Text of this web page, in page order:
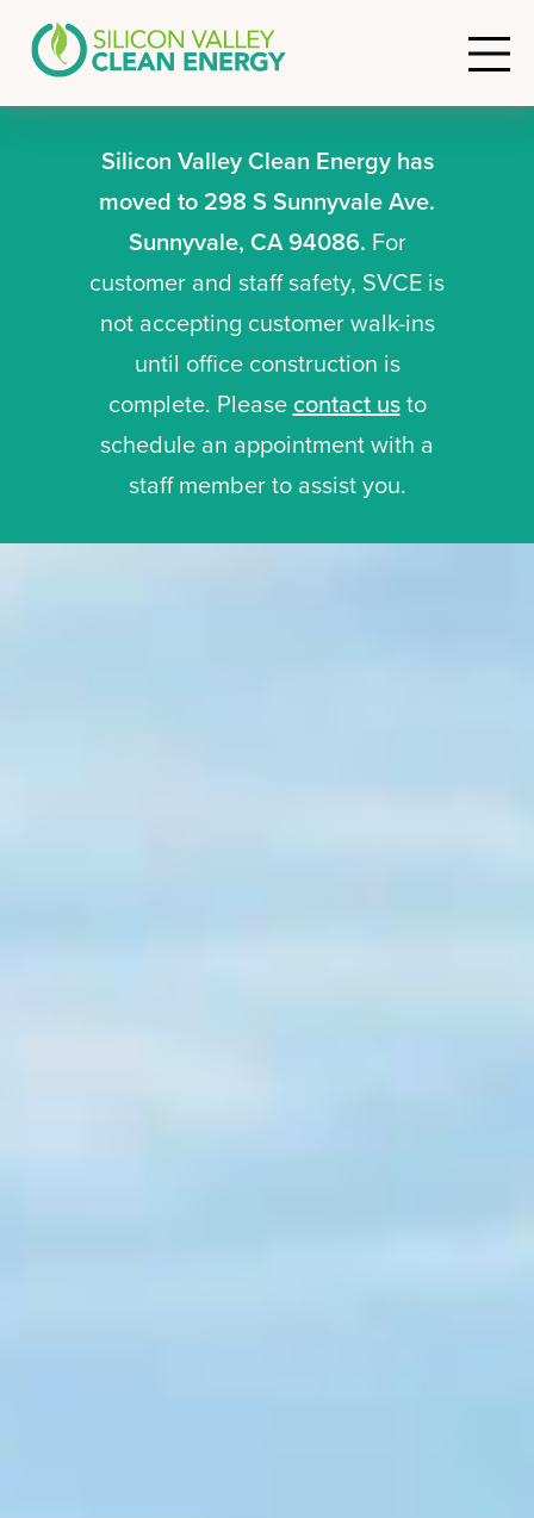
Silicon Valley Clean Energy has
moved to 298 S Sunnyvale Ave.
Sunnyvale, CA 94086. For
customer and staff safety, SVCE is
not accepting customer walk-ins
until office construction is
complete. Please contact usto
schedule an appointment with a
staff member to assist you.